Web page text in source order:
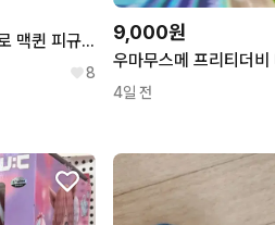
우마무스메 메지로 맥퀸 피규어
8
9,000원
4일 전